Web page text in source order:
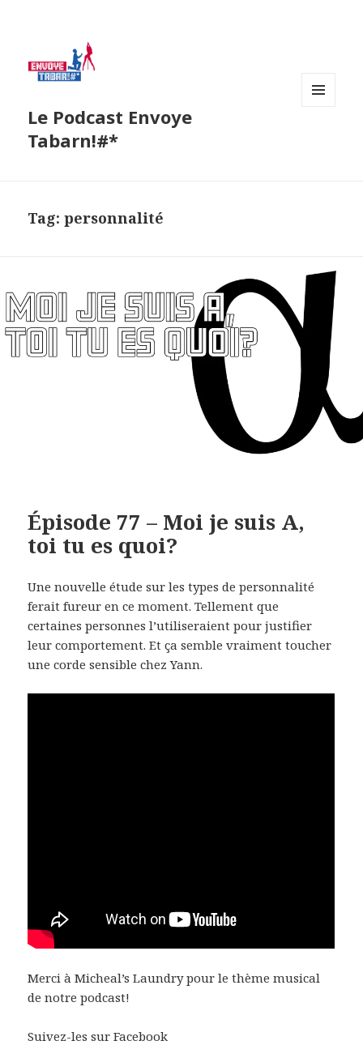
Le Podcast Envoye
Tabarn!#*
Tag:personnalité
Épisode 77 – Moi je suis A,
toi tu es quoi?
Une nouvelle étude sur les types de personnalité
ferait fureur en ce moment. Tellement que
certaines personnes l’utiliseraient pour justifier
leur comportement. Et ça semble vraiment toucher
une corde sensible chez Yann.
Merci à Micheal’s Laundry pour le thème musical
de notre podcast!
Suivez-les sur Facebook